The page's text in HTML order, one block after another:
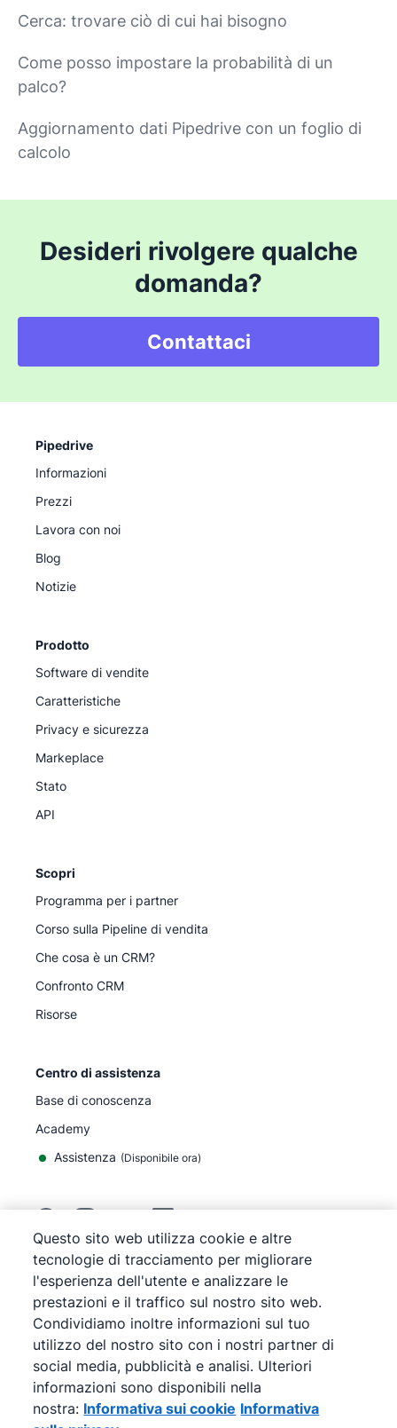
Cerca: trovare ciò di cui hai bisogno
Come posso impostare la probabilità di un
palco?
Aggiornamento dati Pipedrive con un foglio di
calcolo
Desideri rivolgere qualche
domanda?
Contattaci
Pipedrive
Informazioni
Prezzi
Lavora con noi
Blog
Notizie
Prodotto
Software di vendite
Caratteristiche
Privacy e sicurezza
Markeplace
Stato
API
Scopri
Programma per i partner
Corso sulla Pipeline di vendita
Che cosa è un CRM?
Confronto CRM
Risorse
Centro di assistenza
Base di conoscenza
Academy
Assistenza (Disponibile ora)
©2026Pipedrive
Pipedrive
Termini di servizio
Pipedrive
Informativa sulla privacy
Mappa del sito
Informativa sui cookie
Preferenze cookie
Pipedrive è una soluzione CRM di vendite basata su
web.
Questo sito web utilizza cookie e altre
tecnologie di tracciamento per migliorare
l'esperienza dell'utente e analizzare le
prestazioni e il traffico sul nostro sito web.
Condividiamo inoltre informazioni sul tuo
utilizzo del nostro sito con i nostri partner di
social media, pubblicità e analisi. Ulteriori
informazioni sono disponibili nella
nostra: Informativa sui cookie Informativa